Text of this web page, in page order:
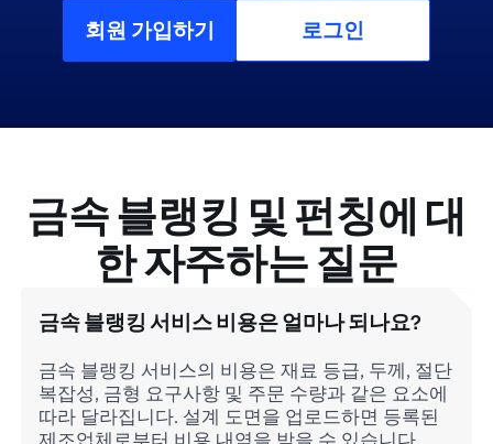
회원 가입하기
로그인
금속 블랭킹 및 펀칭에 대
한 자주하는 질문
금속 블랭킹 서비스 비용은 얼마나 되나요?
금속 블랭킹 서비스의 비용은 재료 등급, 두께, 절단
복잡성, 금형 요구사항 및 주문 수량과 같은 요소에
따라 달라집니다. 설계 도면을 업로드하면 등록된